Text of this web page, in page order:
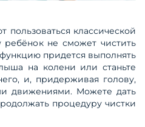
пользоваться классической
ребёнок не сможет чистить
придется выполнять
на колени или станьте
и, придерживая голову,
движениями. Можете дать
процедуру чистки